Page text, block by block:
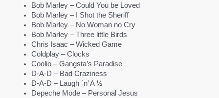
Bob Marley – Could You be Loved
Bob Marley – I Shot the Sheriff
Bob Marley – No Woman no Cry
Bob Marley – Three little Birds
Chris Isaac – Wicked Game
Coldplay – Clocks
Coolio – Gangsta’s Paradise
D-A-D – Bad Craziness
D-A-D – Laugh ´n’ A ½
Depeche Mode – Personal Jesus